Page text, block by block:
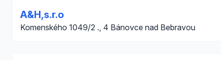
A&H,s.r.o
Komenského 1049/2 ., 4 Bánovce nad Bebravou